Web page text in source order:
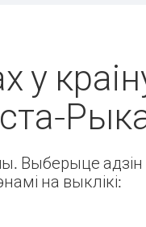
адзін
на выклікі: